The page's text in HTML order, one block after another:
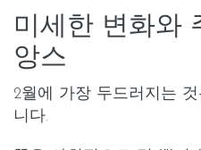
미세한 변화와
앙스
2월에 가장 두드러지는
니다.